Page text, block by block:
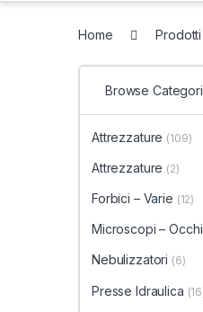
Home Prodotti
Browse
Attrezzature (109)
Attrezzature (2)
Forbici – Varie (12)
Microscopi –
Nebulizzatori (6)
Presse Idraulica